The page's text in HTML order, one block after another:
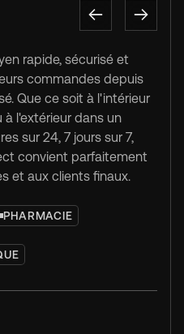
rapide, sécurisé et
commandes depuis
Que ce soit à l'intérieur
l'extérieur dans un
sur 24, 7 jours sur 7,
convient parfaitement
et aux clients finaux.
PHARMACIE